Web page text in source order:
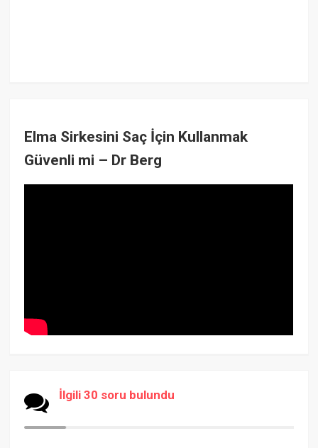
Elma Sirkesini Saç İçin Kullanmak
Güvenli mi – Dr Berg
İlgili 30 soru bulundu